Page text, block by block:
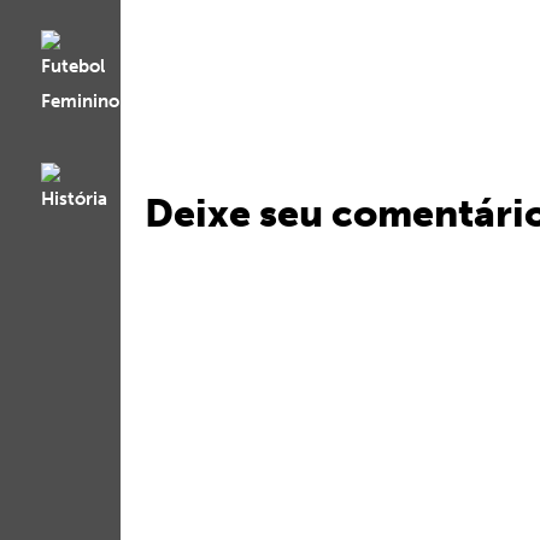
Deixe seu